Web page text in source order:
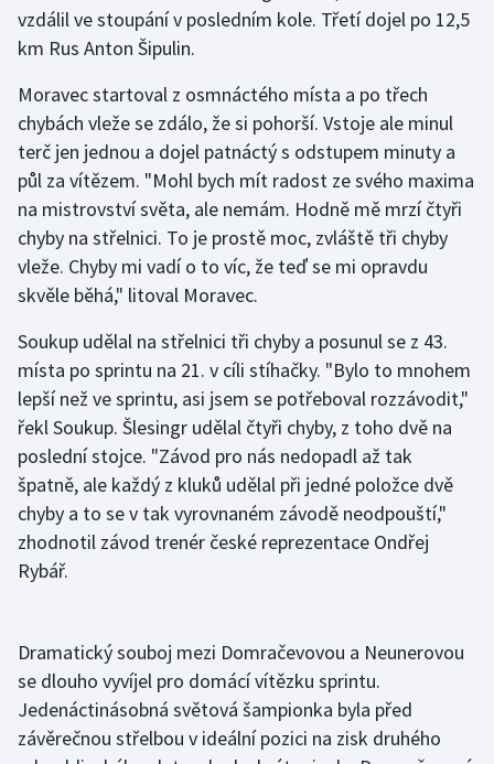
Judo
Krasobruslení
Lezení
Lyže a snowboard
Moderní pětiboj
Motorsport
Olympijské hry
Parasport
Plavání
Plážový volejbal
Ragby
Rychlostní kanoistika
Short track
vzdálil ve stoupání v posledním kole. Třetí dojel po 12,5
km Rus Anton Šipulin.
Moravec startoval z osmnáctého místa a po třech
chybách vleže se zdálo, že si pohorší. Vstoje ale minul
terč jen jednou a dojel patnáctý s odstupem minuty a
půl za vítězem. "Mohl bych mít radost ze svého maxima
na mistrovství světa, ale nemám. Hodně mě mrzí čtyři
chyby na střelnici. To je prostě moc, zvláště tři chyby
vleže. Chyby mi vadí o to víc, že teď se mi opravdu
skvěle běhá," litoval Moravec.
Soukup udělal na střelnici tři chyby a posunul se z 43.
místa po sprintu na 21. v cíli stíhačky. "Bylo to mnohem
lepší než ve sprintu, asi jsem se potřeboval rozzávodit,"
řekl Soukup. Šlesingr udělal čtyři chyby, z toho dvě na
poslední stojce. "Závod pro nás nedopadl až tak
špatně, ale každý z kluků udělal při jedné položce dvě
chyby a to se v tak vyrovnaném závodě neodpouští,"
zhodnotil závod trenér české reprezentace Ondřej
Rybář.
Dramatický souboj mezi Domračevovou a Neunerovou
se dlouho vyvíjel pro domácí vítězku sprintu.
Jedenáctinásobná světová šampionka byla před
závěrečnou střelbou v ideální pozici na zisk druhého